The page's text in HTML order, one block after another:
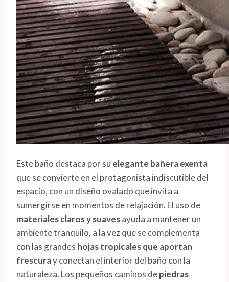
Este baño destaca por su elegante bañera exenta
que se convierte en el protagonista indiscutible del
espacio, con un diseño ovalado que invita a
sumergirse en momentos de relajación. El uso de
materiales claros y suavesayuda a mantener un
ambiente tranquilo, a la vez que se complementa
con las grandes hojas tropicales que aportan
frescuray conectan el interior del baño con la
naturaleza. Los pequeños caminos depiedras